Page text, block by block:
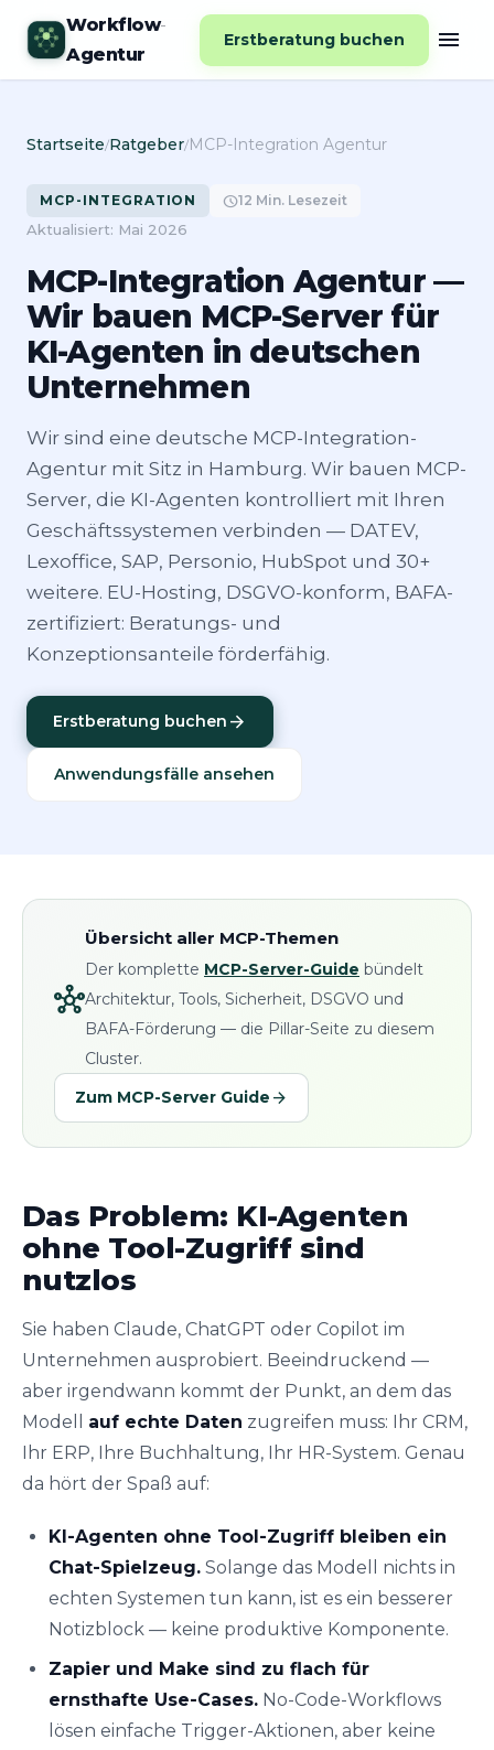
Workflow-
Agentur
Erstberatung buchen menu
Startseite/Ratgeber/MCP-Integration Agentur
MCP-INTEGRATION schedule12 Min. Lesezeit
Aktualisiert: Mai 2026
MCP-Integration Agentur —
Wir bauen MCP-Server für
KI-Agenten in deutschen
Unternehmen
Wir sind eine deutsche MCP-Integration-
Agentur mit Sitz in Hamburg. Wir bauen MCP-
Server, die KI-Agenten kontrolliert mit Ihren
Geschäftssystemen verbinden — DATEV,
Lexoffice, SAP, Personio, HubSpot und 30+
weitere. EU-Hosting, DSGVO-konform, BAFA-
zertifiziert: Beratungs- und
Konzeptionsanteile förderfähig.
Erstberatung buchen arrow_forward
Anwendungsfälle ansehen
hub
Übersicht aller MCP-Themen
Der komplette MCP-Server-Guide bündelt
Architektur, Tools, Sicherheit, DSGVO und
BAFA-Förderung — die Pillar-Seite zu diesem
Cluster.
Zum MCP-Server Guide arrow_forward
Das Problem: KI-Agenten
ohne Tool-Zugriff sind
nutzlos
Sie haben Claude, ChatGPT oder Copilot im
Unternehmen ausprobiert. Beeindruckend —
aber irgendwann kommt der Punkt, an dem das
Modell auf echte Daten zugreifen muss: Ihr CRM,
Ihr ERP, Ihre Buchhaltung, Ihr HR-System. Genau
da hört der Spaß auf:
KI-Agenten ohne Tool-Zugriff bleiben ein
Chat-Spielzeug. Solange das Modell nichts in
echten Systemen tun kann, ist es ein besserer
Notizblock — keine produktive Komponente.
Zapier und Make sind zu flach für
ernsthafte Use-Cases. No-Code-Workflows
lösen einfache Trigger-Aktionen, aber keine